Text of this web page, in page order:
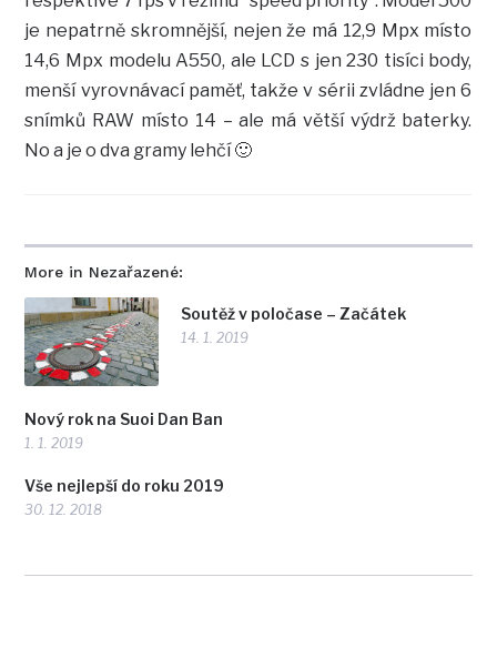
More in Nezařazené:
Soutěž v poločase – Začátek
14. 1. 2019
Nový rok na Suoi Dan Ban
1. 1. 2019
Vše nejlepší do roku 2019
30. 12. 2018
je nepatrně skromnější, nejen že má 12,9 Mpx místo
14,6 Mpx modelu A550, ale LCD s jen 230 tisíci body,
menší vyrovnávací paměť, takže v sérii zvládne jen 6
snímků RAW místo 14 – ale má větší výdrž baterky.
No a je o dva gramy lehčí 🙂